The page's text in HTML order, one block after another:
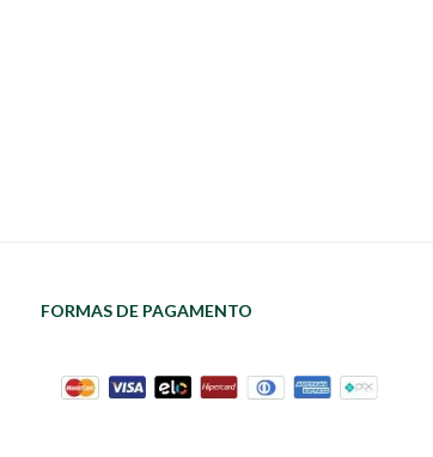
FORMAS DE PAGAMENTO